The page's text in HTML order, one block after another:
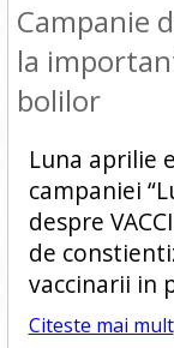
Campanie
la
bolilor
Luna aprilie
campaniei
despre
de
vaccinarii in
Citeste mai mult